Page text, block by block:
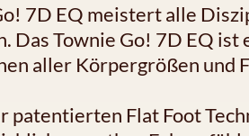
7D EQ meistert alle
Das Townie Go! 7D EQ ist
aller Körpergrößen und
patentierten Flat Foot